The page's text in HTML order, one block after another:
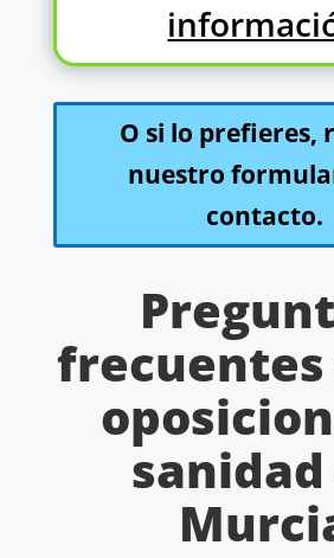
O si lo prefieres,
nuestro
contacto.
frecuentes